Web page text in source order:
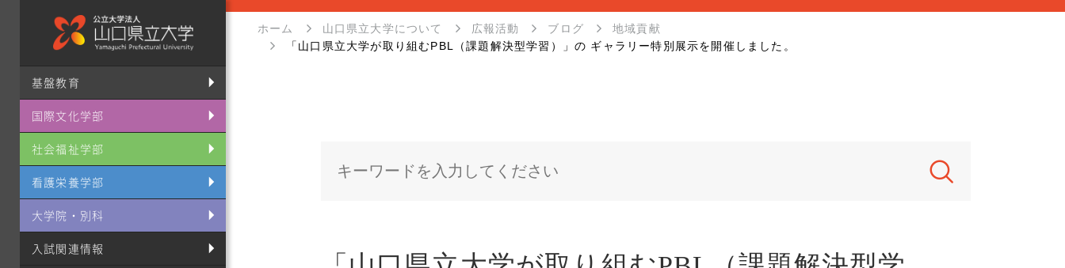
基盤教育
国際文化学部
社会福祉学部
看護栄養学部
大学院・別科
入試関連情報
ホーム 山口県立大学について 広報活動 ブログ
地域貢献
「山口県立大学が取り組むPBL（課題解決型学習）」の ギャラリー特別展示を開催しました。